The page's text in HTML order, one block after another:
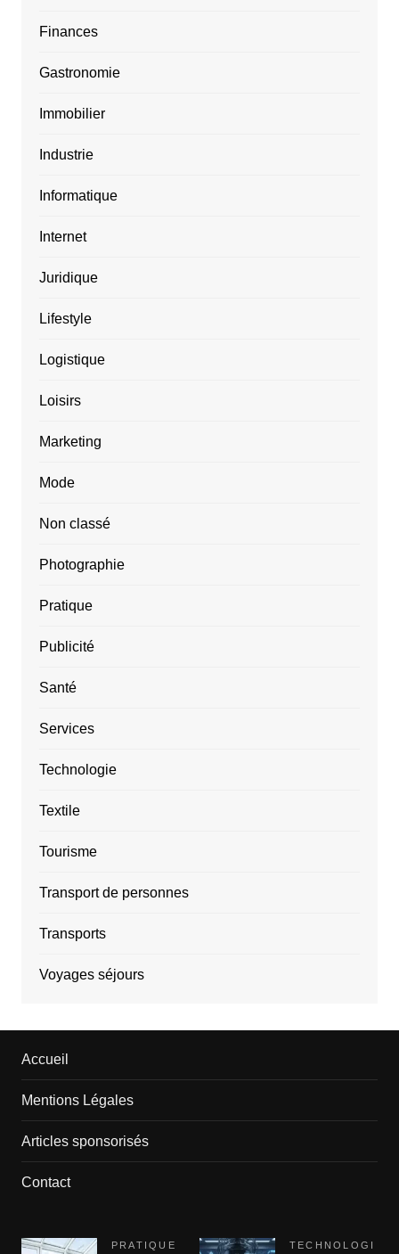
Finances
Gastronomie
Immobilier
Industrie
Informatique
Internet
Juridique
Lifestyle
Logistique
Loisirs
Marketing
Mode
Non classé
Photographie
Pratique
Publicité
Santé
Services
Technologie
Textile
Tourisme
Transport de personnes
Transports
Voyages séjours
Accueil
Mentions Légales
Articles sponsorisés
Contact
PRATIQUE
TECHNOLOGI